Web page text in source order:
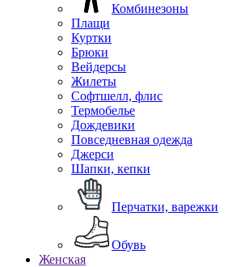
Комбинезоны
Плащи
Куртки
Брюки
Вейдерсы
Жилеты
Софтшелл, флис
Термобелье
Дождевики
Повседневная одежда
Джерси
Шапки, кепки
Перчатки, варежки
Обувь
Женская